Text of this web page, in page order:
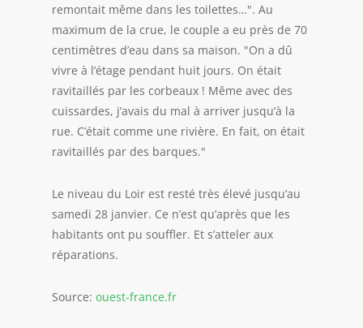
remontait même dans les toilettes… ​. Au
maximum de la crue, le couple a eu près de 70
centimètres d’eau dans sa maison.
On a dû
vivre à l’étage pendant huit jours. On était
ravitaillés par les corbeaux ! Même avec des
cuissardes, j’avais du mal à arriver jusqu’à la
rue. C’était comme une rivière. En fait, on était
ravitaillés par des barques.
Le niveau du Loir est resté très élevé jusqu’au
samedi 28 janvier. Ce n’est qu’après que les
habitants ont pu souffler. Et s’atteler aux
réparations.
Source:ouest-france.fr